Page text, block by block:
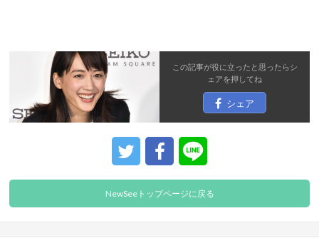
この記事が役に立ったと思ったらシ
ェアを押してね
シェア
NewSeeトップページに戻る